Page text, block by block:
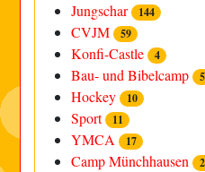
Jungschar 144
CVJM 59
Konfi-Castle 4
Bau- und Bibelcamp 5
Hockey 10
Sport 11
YMCA 17
Camp Münchhausen